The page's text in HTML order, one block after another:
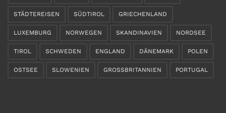
STÄDTEREISEN SÜDTIROL GRIECHENLAND
LUXEMBURG NORWEGEN SKANDINAVIEN NORDSEE
TIROL SCHWEDEN ENGLAND DÄNEMARK POLEN
OSTSEE SLOWENIEN GROSSBRITANNIEN PORTUGAL